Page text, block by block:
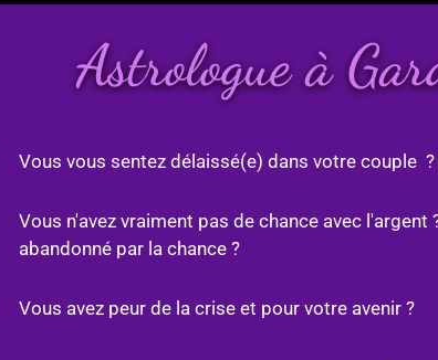
Astrologue à
Vous vous sentez délaissé(e) dans votre couple
Vous n'avez vraiment pas de chance avec l'argent
abandonné par la chance ?
Vous avez peur de la crise et pour votre avenir ?